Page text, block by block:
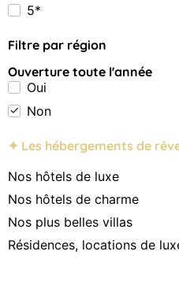
5*
Filtre par région
Ouverture toute l'année
Oui
Non
✦ Les hébergements de
Nos hôtels de luxe
Nos hôtels de charme
Nos plus belles villas
Résidences, locations de